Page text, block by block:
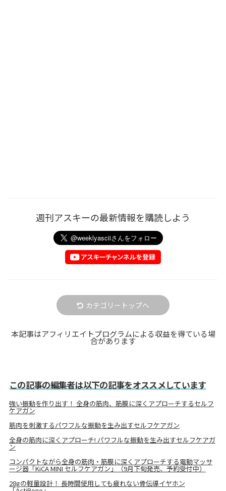
週刊アスキーの最新情報を購読しよう
カテゴリートップへ
本記事はアフィリエイトプログラムによる収益を得ている場
合があります
この記事の編集者は以下の記事をオススメしています
強い振動を作り出す！ 全身の筋肉、筋膜に深くアプローチするセルフ
ケアガン
筋肉を刺激するパワフルな振動を生み出すセルフケアガン
全身の筋肉に深くアプローチ! パワフルな振動を生み出すセルフケアガ
ン
コンパクトながら全身の筋肉・筋膜に深くアプローチする電動マッサ
ージ器「KiCA MINI セルフケアガン」（9月下旬発売、予約受付中）
28gの軽量設計！ 長時間使用しても疲れない骨伝導イヤホン